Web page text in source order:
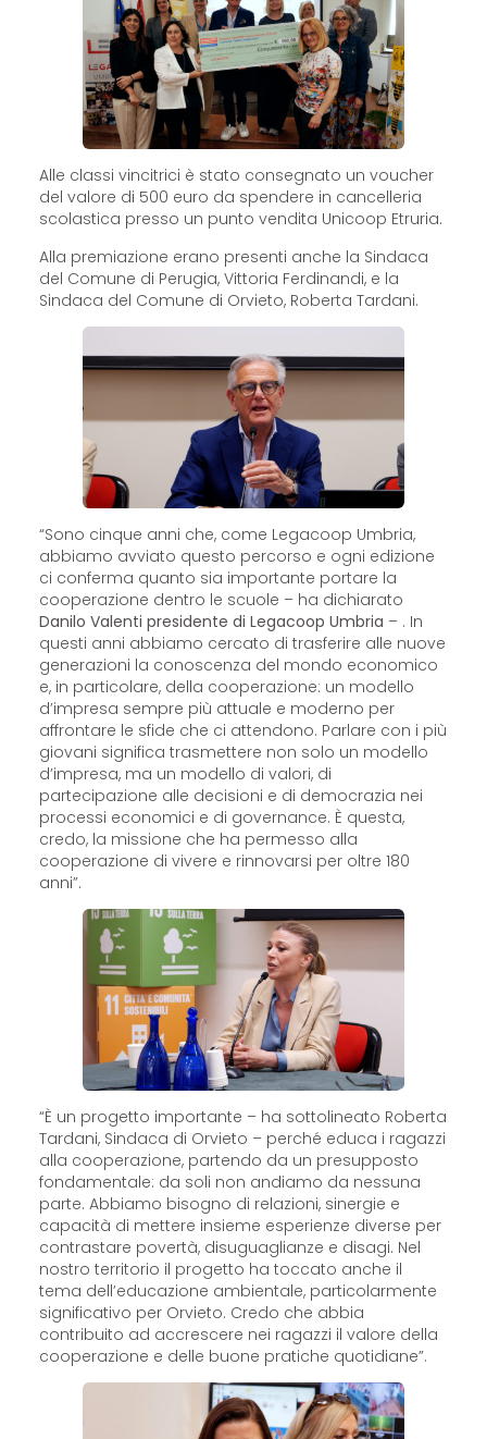
Alle classi vincitrici è stato consegnato un voucher
del valore di 500 euro da spendere in cancelleria
scolastica presso un punto vendita Unicoop Etruria.
Alla premiazione erano presenti anche la Sindaca
del Comune di Perugia, Vittoria Ferdinandi, e la
Sindaca del Comune di Orvieto, Roberta Tardani.
“Sono cinque anni che, come Legacoop Umbria,
abbiamo avviato questo percorso e ogni edizione
ci conferma quanto sia importante portare la
cooperazione dentro le scuole – ha dichiarato
Danilo Valenti presidente di Legacoop Umbria – . In
questi anni abbiamo cercato di trasferire alle nuove
generazioni la conoscenza del mondo economico
e, in particolare, della cooperazione: un modello
d’impresa sempre più attuale e moderno per
affrontare le sfide che ci attendono. Parlare con i più
giovani significa trasmettere non solo un modello
d’impresa, ma un modello di valori, di
partecipazione alle decisioni e di democrazia nei
processi economici e di governance. È questa,
credo, la missione che ha permesso alla
cooperazione di vivere e rinnovarsi per oltre 180
anni”.
“È un progetto importante – ha sottolineato Roberta
Tardani, Sindaca di Orvieto – perché educa i ragazzi
alla cooperazione, partendo da un presupposto
fondamentale: da soli non andiamo da nessuna
parte. Abbiamo bisogno di relazioni, sinergie e
capacità di mettere insieme esperienze diverse per
contrastare povertà, disuguaglianze e disagi. Nel
nostro territorio il progetto ha toccato anche il
tema dell’educazione ambientale, particolarmente
significativo per Orvieto. Credo che abbia
contribuito ad accrescere nei ragazzi il valore della
cooperazione e delle buone pratiche quotidiane”.